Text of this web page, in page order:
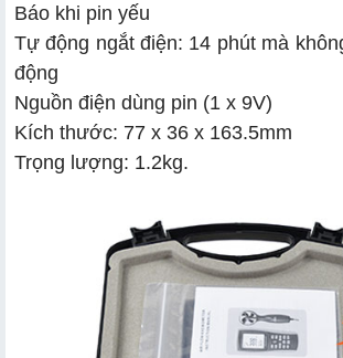
Báo khi pin yếu
Tự động ngắt điện: 14 phút mà
động
Nguồn điện dùng pin (1 x 9V)
Kích thước: 77 x 36 x 163.5mm
Trọng lượng: 1.2kg.